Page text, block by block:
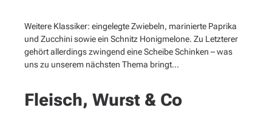
Weitere Klassiker: eingelegte Zwiebeln, marinierte Paprika
und Zucchini sowie ein Schnitz Honigmelone. Zu Letzterer
gehört allerdings zwingend eine Scheibe Schinken – was
uns zu unserem nächsten Thema bringt…
Fleisch, Wurst & Co